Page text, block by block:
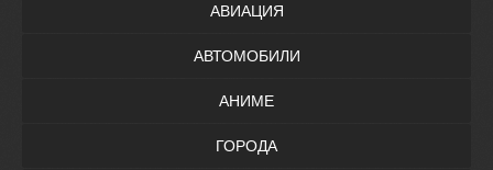
АВИАЦИЯ
АВТОМОБИЛИ
АНИМЕ
ГОРОДА